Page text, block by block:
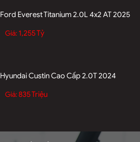
Ford Everest Titanium 2.0L 4x2 AT 2025
Giá: 1,255 Tỷ
Hyundai Custin Cao Cấp 2.0T 2024
Giá:835 Triệu